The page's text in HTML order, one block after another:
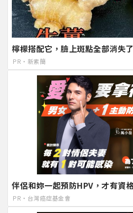
檸檬搭配它，臉上斑點全部消失
PR・新素簡
伴侶和妳一起預防HPV，才有資
PR・台灣癌症基金會